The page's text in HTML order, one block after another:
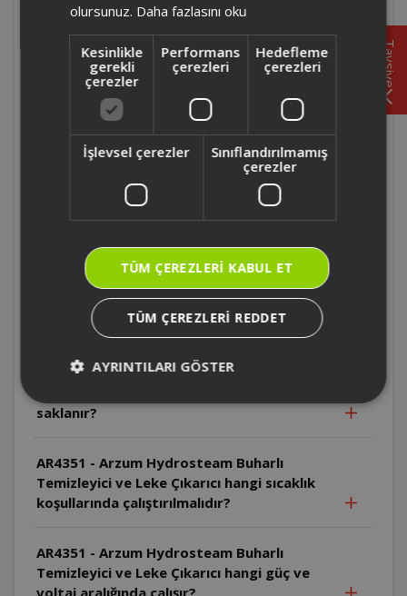
AR4351 - Arzum Hydrosteam Buharlı
Temizleyici ve Leke Çıkarıcı kendi kendini
temizleme başlığı nasıl takılır?
AR4351 - Arzum Hydrosteam Buharlı
Temizleyici ve Leke Çıkarıcı kaç farklı
temizlik moduna sahiptir?
AR4351 - Arzum Hydrosteam Buharlı
Temizleyici ve Leke Çıkarıcı ile yanıcı sıvılar
AR4351 - Arzum Hydrosteam Buharlı
Temizleyici ve Leke Çıkarıcı ikisi bir arada
temizleme fırçası nasıl kullanılır?
AR4351 - Arzum Hydrosteam Buharlı
saklanır?
AR4351 - Arzum Hydrosteam Buharlı
Temizleyici ve Leke Çıkarıcı hangi sıcaklık
koşullarında çalıştırılmalıdır?
AR4351 - Arzum Hydrosteam Buharlı
Temizleyici ve Leke Çıkarıcı hangi güç ve
voltaj aralığında çalışır?
Tavsiye
olursunuz. Daha fazlasını oku
Kesinlikle
gerekli
çerezler
Performans
çerezleri
Hedefleme
çerezleri
İşlevsel çerezler
Sınıflandırılmamış
çerezler
TÜM ÇEREZLERI KABUL ET
TÜM ÇEREZLERI REDDET
AYRINTILARI GÖSTER